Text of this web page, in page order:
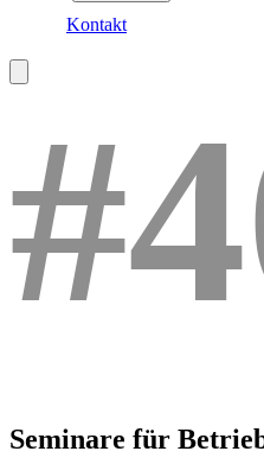
Kontakt
Seminare für